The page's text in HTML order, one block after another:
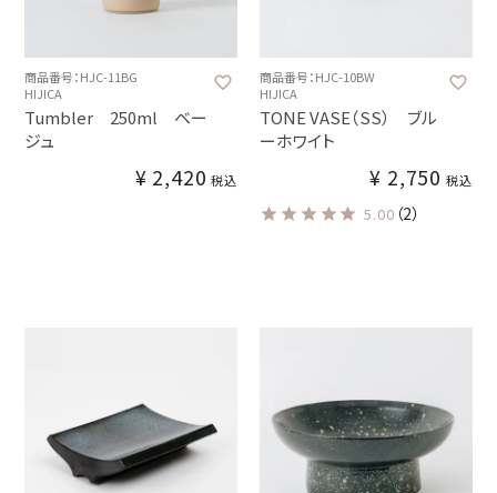
商品番号：HJC-11BG
HIJICA
Tumbler 250ml ベー
ジュ
¥ 2,420 税込
商品番号：HJC-10BW
HIJICA
TONE VASE（SS） ブル
ーホワイト
¥ 2,750 税込
5.00 （2）